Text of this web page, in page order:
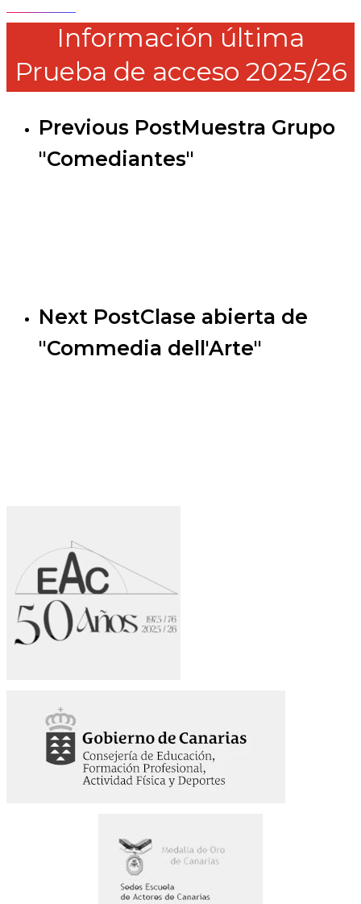
Información última
Prueba de acceso 2025/26
Previous PostMuestra Grupo
"Comediantes"
Next PostClase abierta de
"Commedia dell'Arte"